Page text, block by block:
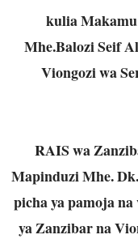
kulia
Mhe.Balozi Seif
Viongozi wa
RAIS wa
Mapinduzi Mhe.
picha ya pamoja
ya Zanzibar na